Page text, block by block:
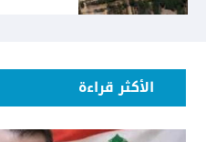
الأكثر قراءة